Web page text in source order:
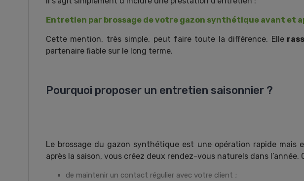
Entretien par brossage de votre gazon synthétique avant et
Cette mention, très simple, peut faire toute la différence. Elle
partenaire fiable sur le long terme.
Pourquoi proposer un entretien saisonnier ?
Le brossage du gazon synthétique est une opération rapide mais
après la saison, vous créez deux rendez-vous naturels dans
de maintenir un contact régulier avec votre client ;